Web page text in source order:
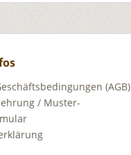
(AGB)
/ Muster-